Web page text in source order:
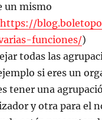
un mismo
https://
funciones/)
todas las
si eres un
tener una
y otra para el